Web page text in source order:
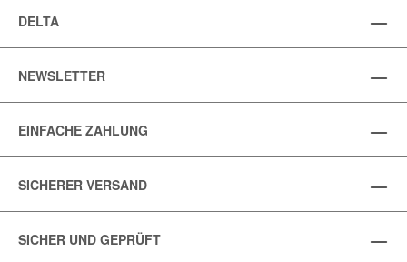
DELTA
NEWSLETTER
EINFACHE ZAHLUNG
SICHERER VERSAND
SICHER UND GEPRÜFT